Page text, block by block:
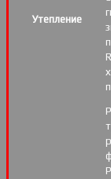
Утепление